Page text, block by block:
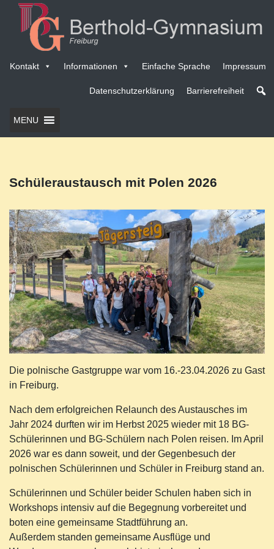
Kontakt Informationen Einfache Sprache Impressum
Datenschutzerklärung Barrierefreiheit
MENU
Schüleraustausch mit Polen 2026
Die polnische Gastgruppe war vom 16.-23.04.2026 zu Gast
in Freiburg.
Nach dem erfolgreichen Relaunch des Austausches im
Jahr 2024 durften wir im Herbst 2025 wieder mit 18 BG-
Schülerinnen und BG-Schülern nach Polen reisen. Im April
2026 war es dann soweit, und der Gegenbesuch der
polnischen Schülerinnen und Schüler in Freiburg stand an.
Schülerinnen und Schüler beider Schulen haben sich in
Workshops intensiv auf die Begegnung vorbereitet und
boten eine gemeinsame Stadtführung an.
Außerdem standen gemeinsame Ausflüge und